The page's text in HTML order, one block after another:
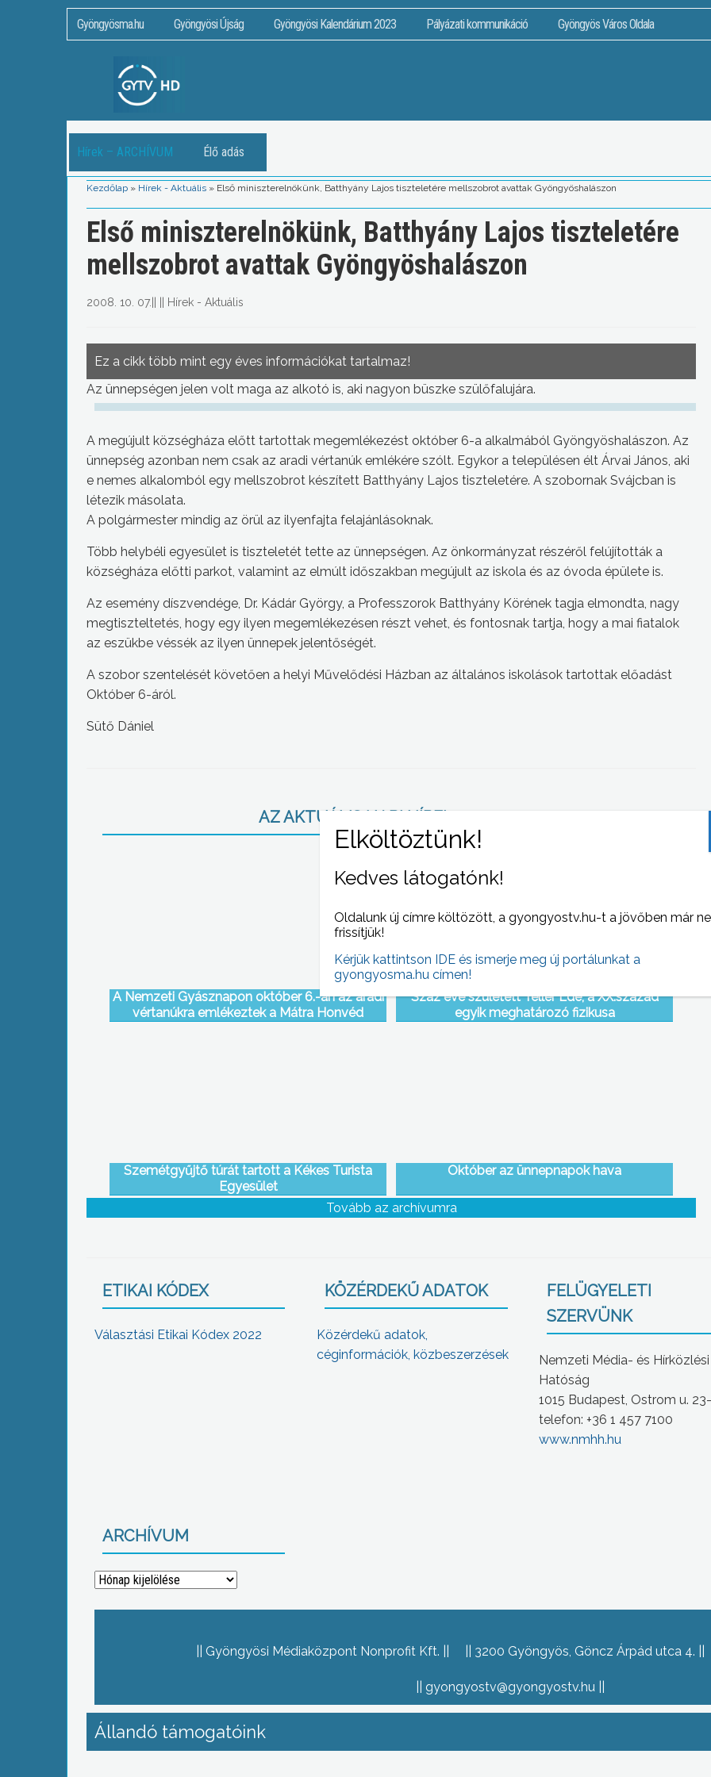
Gyöngyösma.hu Gyöngyösi Újság Gyöngyösi Kalendárium 2023 Pályázati kommunikáció Gyöngyös Város Oldala
Hírek – ARCHÍVUM Élő adás
Kezdőlap » Hírek - Aktuális » Első miniszterelnökünk, Batthyány Lajos tiszteletére mellszobrot avattak Gyöngyöshalászon
Első miniszterelnökünk, Batthyány Lajos tiszteletére
mellszobrot avattak Gyöngyöshalászon
2008. 10. 07. Hírek - Aktuális
Ez a cikk több mint egy éves információkat tartalmaz!
Az ünnepségen jelen volt maga az alkotó is, aki nagyon büszke szülőfalujára.
A megújult községháza előtt tartottak megemlékezést október 6-a alkalmából Gyöngyöshalászon. Az
ünnepség azonban nem csak az aradi vértanúk emlékére szólt. Egykor a településen élt Árvai János, aki
e nemes alkalomból egy mellszobrot készített Batthyány Lajos tiszteletére. A szobornak Svájcban is
létezik másolata.
A polgármester mindig az örül az ilyenfajta felajánlásoknak.
Több helybéli egyesület is tiszteletét tette az ünnepségen. Az önkormányzat részéről felújították a
községháza előtti parkot, valamint az elmúlt időszakban megújult az iskola és az óvoda épülete is.
Az esemény díszvendége, Dr. Kádár György, a Professzorok Batthyány Körének tagja elmondta, nagy
megtiszteltetés, hogy egy ilyen megemlékezésen részt vehet, és fontosnak tartja, hogy a mai fiatalok
az eszükbe véssék az ilyen ünnepek jelentőségét.
A szobor szentelését követően a helyi Művelődési Házban az általános iskolások tartottak előadást
Október 6-áról.
Sütő Dániel
AZ AKTUÁLIS NAPI HÍREI
A Nemzeti Gyásznapon október 6.-án az aradi
vértanúkra emlékeztek a Mátra Honvéd
Száz éve született Teller Ede, a XX.század
egyik meghatározó fizikusa
Szemétgyűjtő túrát tartott a Kékes Turista
Egyesület
Október az ünnepnapok hava
Tovább az archívumra
ETIKAI KÓDEX
Választási Etikai Kódex 2022
KÖZÉRDEKŰ ADATOK
Közérdekű adatok,
céginformációk, közbeszerzések
FELÜGYELETI
SZERVÜNK
Nemzeti Média- és Hírközlési
Hatóság
1015 Budapest, Ostrom u.
telefon: +36 1 457 7100
www.nmhh.hu
ARCHÍVUM
Archívum
Gyöngyösi Médiaközpont Nonprofit Kft. 3200 Gyöngyös, Göncz Árpád utca 4.
gyongyostv@gyongyostv.hu
Állandó támogatóink
Kedves látogatónk!
Oldalunk új címre költözött, a gyongyostv.hu-t a jövőben már
frissítjük!
Kérjük kattintson IDE és ismerje meg új portálunkat a
gyongyosma.hu címen!